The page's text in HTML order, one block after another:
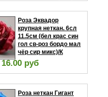
Роза Эквадор
крупная неткан. 6сл
11.5см (бел крас син
гол св-роз бордо мал
чёр сир микс)/К
16.00 руб
В корзину »
Роза неткан Гигант